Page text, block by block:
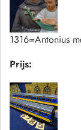
1316=Antonius
Prijs: